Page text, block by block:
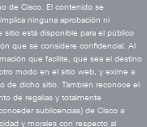
de Cisco. El contenido se
ninguna aprobación ni
sitio está disponible para el público
que se considere confidencial. Al
que facilite, que sea el destino
modo en el sitio web, y exime a
de dicho sitio. También reconoce el
de regalías y totalmente
sublicencias) de Cisco a
y morales con respecto al